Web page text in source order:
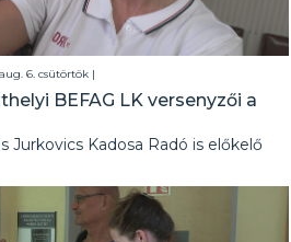
6. csütörtök |
BEFAG LK versenyzői a
Jurkovics Kadosa Radó is előkelő